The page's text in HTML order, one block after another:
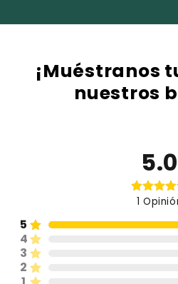
¡Muéstranos
nuestros
5.0
1
5
4
3
2